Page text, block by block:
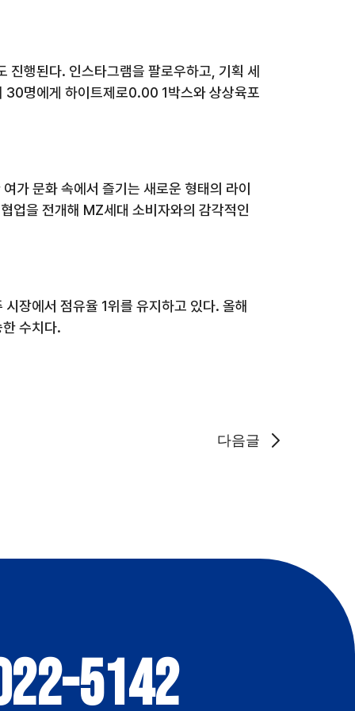
행된다. 인스타그램을 팔로우하고, 기획 세
30명에게 하이트제로0.00 1박스와 상상육포
가 문화 속에서 즐기는 새로운 형태의 라이
업을 전개해 MZ세대 소비자와의 감각적인
시장에서 점유율 1위를 유지하고 있다. 올해
수치다.
다음글
5142